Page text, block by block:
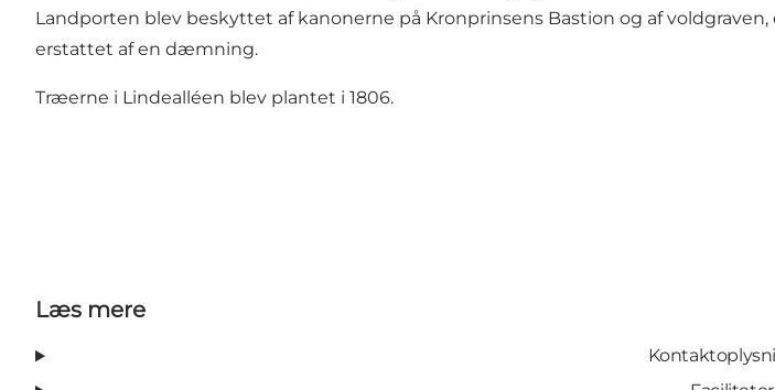
Landporten blev beskyttet af kanonerne på Kronprinsens Bastion og af
erstattet af en dæmning.
Træerne i Lindealléen blev plantet i 1806.
Læs mere